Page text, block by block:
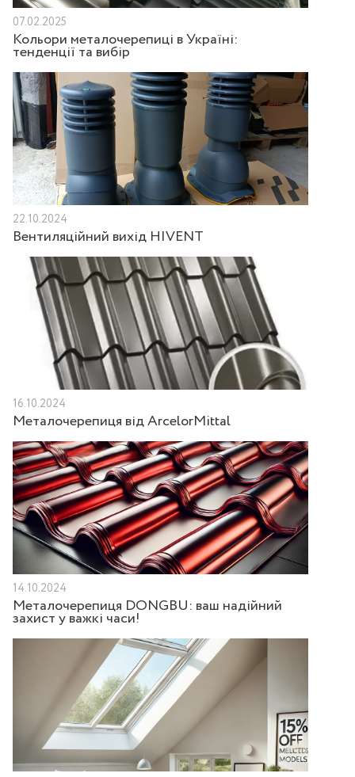
07.02.2025
Кольори металочерепиці в Україні:
тенденції та вибір
22.10.2024
Вентиляційний вихід HIVENT
16.10.2024
Металочерепиця від ArcelorMittal
14.10.2024
Металочерепиця DONGBU: ваш надійний
захист у важкі часи!